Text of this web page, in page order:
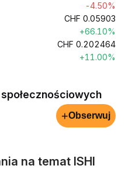
-4.50%
CHF 0.05903
+66.10%
CHF 0.202464
+11.00%
+Obserwuj
na temat ISHI